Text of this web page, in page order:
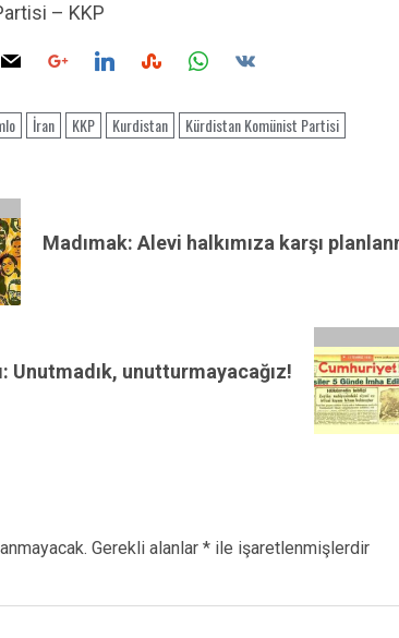
– KKP
İran KKP Kurdistan Kürdistan Komünist Partisi
Madımak: Alevi halkımıza karşı
Unutmadık, unutturmayacağız!
Gerekli alanlar * ile işaretlenmişlerdir